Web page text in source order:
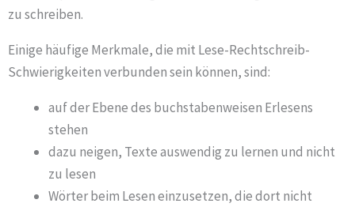
zu schreiben.
Einige häufige Merkmale, die mit Lese-Rechtschreib-
Schwierigkeiten verbunden sein können, sind:
auf der Ebene des buchstabenweisen Erlesens
stehen
dazu neigen, Texte auswendig zu lernen und nicht
zu lesen
Wörter beim Lesen einzusetzen, die dort nicht